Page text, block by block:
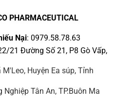
PHARMACEUTICAL
Nại: 0979.58.78.63
21 Đường Số 21, P8 Gò Vấp,
M'Leo, Huyện Ea súp, Tỉnh
Nghiệp Tân An, TP.Buôn Ma